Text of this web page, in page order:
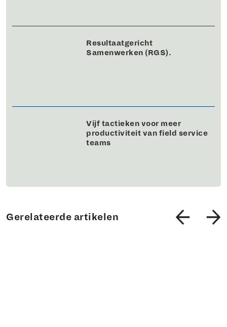
Resultaatgericht
Samenwerken (RGS).
Vijf tactieken voor meer
productiviteit van field service
teams
Gerelateerde artikelen